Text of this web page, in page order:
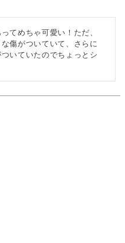
てめちゃ可愛い！ただ、
傷がついていて、さらに
いていたのでちょっとシ